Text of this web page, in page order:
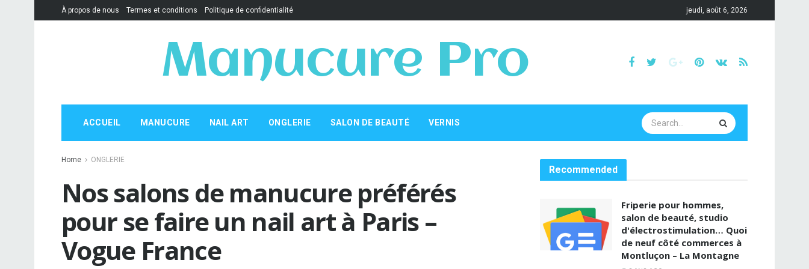
À propos de nous Termes et conditions Politique de confidentialité jeudi, août 6, 2026
Manucure Pro
ACCUEIL MANUCURE NAIL ART ONGLERIE SALON DE BEAUTÉ VERNIS
Home ONGLERIE
Nos salons de manucure préférés
pour se faire un nail art à Paris –
Vogue France
Recommended
Friperie pour hommes,
salon de beauté, studio
d'électrostimulation… Quoi
de neuf côté commerces à
Montluçon – La Montagne